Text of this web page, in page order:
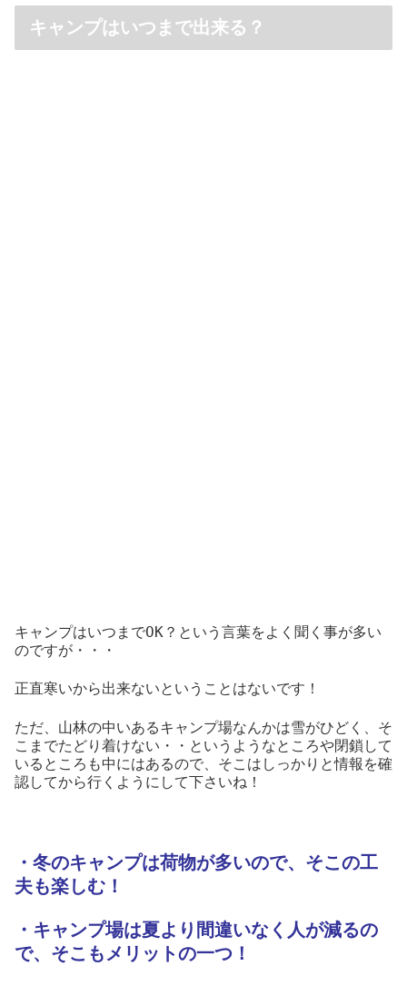
キャンプはいつまで出来る？
キャンプはいつまでOK？という言葉をよく聞く事が多い
のですが・・・
正直寒いから出来ないということはないです！
ただ、山林の中いあるキャンプ場なんかは雪がひどく、そ
こまでたどり着けない・・というようなところや閉鎖して
いるところも中にはあるので、そこはしっかりと情報を確
認してから行くようにして下さいね！
・冬のキャンプは荷物が多いので、そこの工
夫も楽しむ！
・キャンプ場は夏より間違いなく人が減るの
で、そこもメリットの一つ！